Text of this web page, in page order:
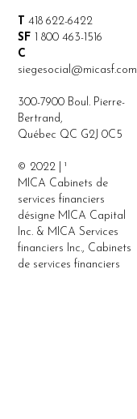
T 418 622-6422
SF 1 800 463-1516
C
siegesocial@micasf.com
300-7900 Boul. Pierre-
Bertrand,
Québec QC G2J 0C5
© 2022 | ¹
MICA Cabinets de
services financiers
désigne MICA Capital
Inc. & MICA Services
financiers Inc., Cabinets
de services financiers